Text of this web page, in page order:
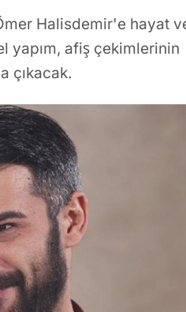
Halisdemir'e hayat
yapım, afiş çekimlerinin
çıkacak.